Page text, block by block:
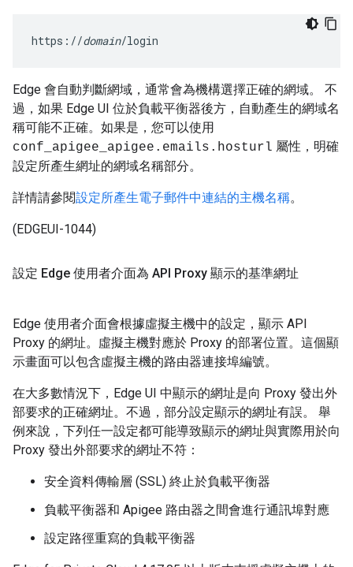
https://domain/login
Edge 會自動判斷網域，通常會為機構選擇正確的網域。 不
過，如果 Edge UI 位於負載平衡器後方，自動產生的網域名
稱可能不正確。如果是，您可以使用
conf_apigee_apigee.emails.hosturl 屬性，明確
設定所產生網址的網域名稱部分。
詳情請參閱設定所產生電子郵件中連結的主機名稱。
(EDGEUI-1044)
設定 Edge 使用者介面為 API Proxy 顯示的基準網址
Edge 使用者介面會根據虛擬主機中的設定，顯示 API
Proxy 的網址。虛擬主機對應於 Proxy 的部署位置。這個顯
示畫面可以包含虛擬主機的路由器連接埠編號。
在大多數情況下，Edge UI 中顯示的網址是向 Proxy 發出外
部要求的正確網址。不過，部分設定顯示的網址有誤。 舉
例來說，下列任一設定都可能導致顯示的網址與實際用於向
Proxy 發出外部要求的網址不符：
安全資料傳輸層 (SSL) 終止於負載平衡器
負載平衡器和 Apigee 路由器之間會進行通訊埠對應
設定路徑重寫的負載平衡器